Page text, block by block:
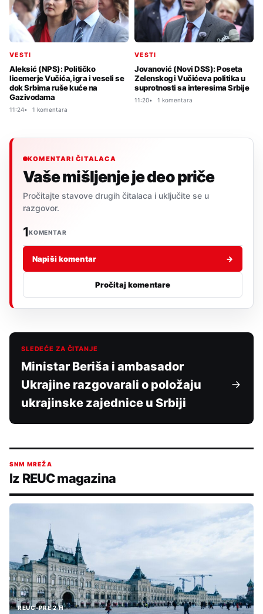
VESTI
Aleksić (NPS): Političko
licemerje Vučića, igra i veseli se
dok Srbima ruše kuće na
Gazivodama
11:24 1 komentara
VESTI
Jovanović (Novi DSS): Poseta
Zelenskog i Vučićeva politika u
suprotnosti sa interesima Srbije
11:20 1 komentara
KOMENTARI ČITALACA
Vaše mišljenje je deo priče
Pročitajte stavove drugih čitalaca i uključite se u
razgovor.
1KOMENTAR
Napiši komentar →
Pročitaj komentare
SLEDEĆE ZA ČITANJE
Ministar Beriša i ambasador
Ukrajine razgovarali o položaju
ukrajinske zajednice u Srbiji
SNM MREŽA
Iz REUC magazina
REUC•PRE 2 H